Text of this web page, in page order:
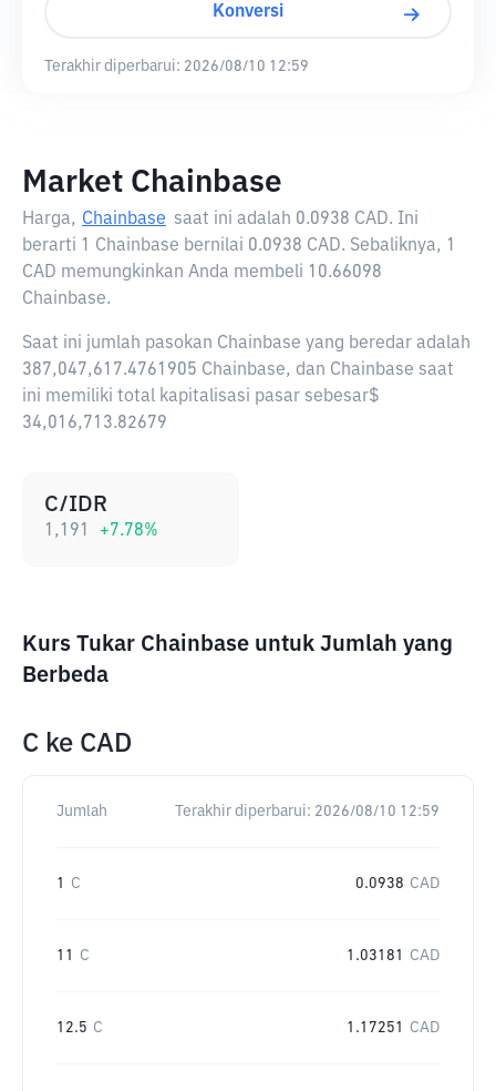
Konversi
Terakhir diperbarui: 2026/08/10 12:59
Market Chainbase
Harga, Chainbase saat ini adalah 0.0938 CAD. Ini
berarti 1 Chainbase bernilai 0.0938 CAD. Sebaliknya, 1
CAD memungkinkan Anda membeli 10.66098
Chainbase.
Saat ini jumlah pasokan Chainbase yang beredar adalah
387,047,617.4761905 Chainbase, dan Chainbase saat
ini memiliki total kapitalisasi pasar sebesar$
34,016,713.82679
C/IDR
1,191 +7.78%
Kurs Tukar Chainbase untuk Jumlah yang
Berbeda
C ke CAD
Jumlah Terakhir diperbarui: 2026/08/10 12:59
1 C 0.0938 CAD
11 C 1.03181 CAD
12.5 C 1.17251 CAD